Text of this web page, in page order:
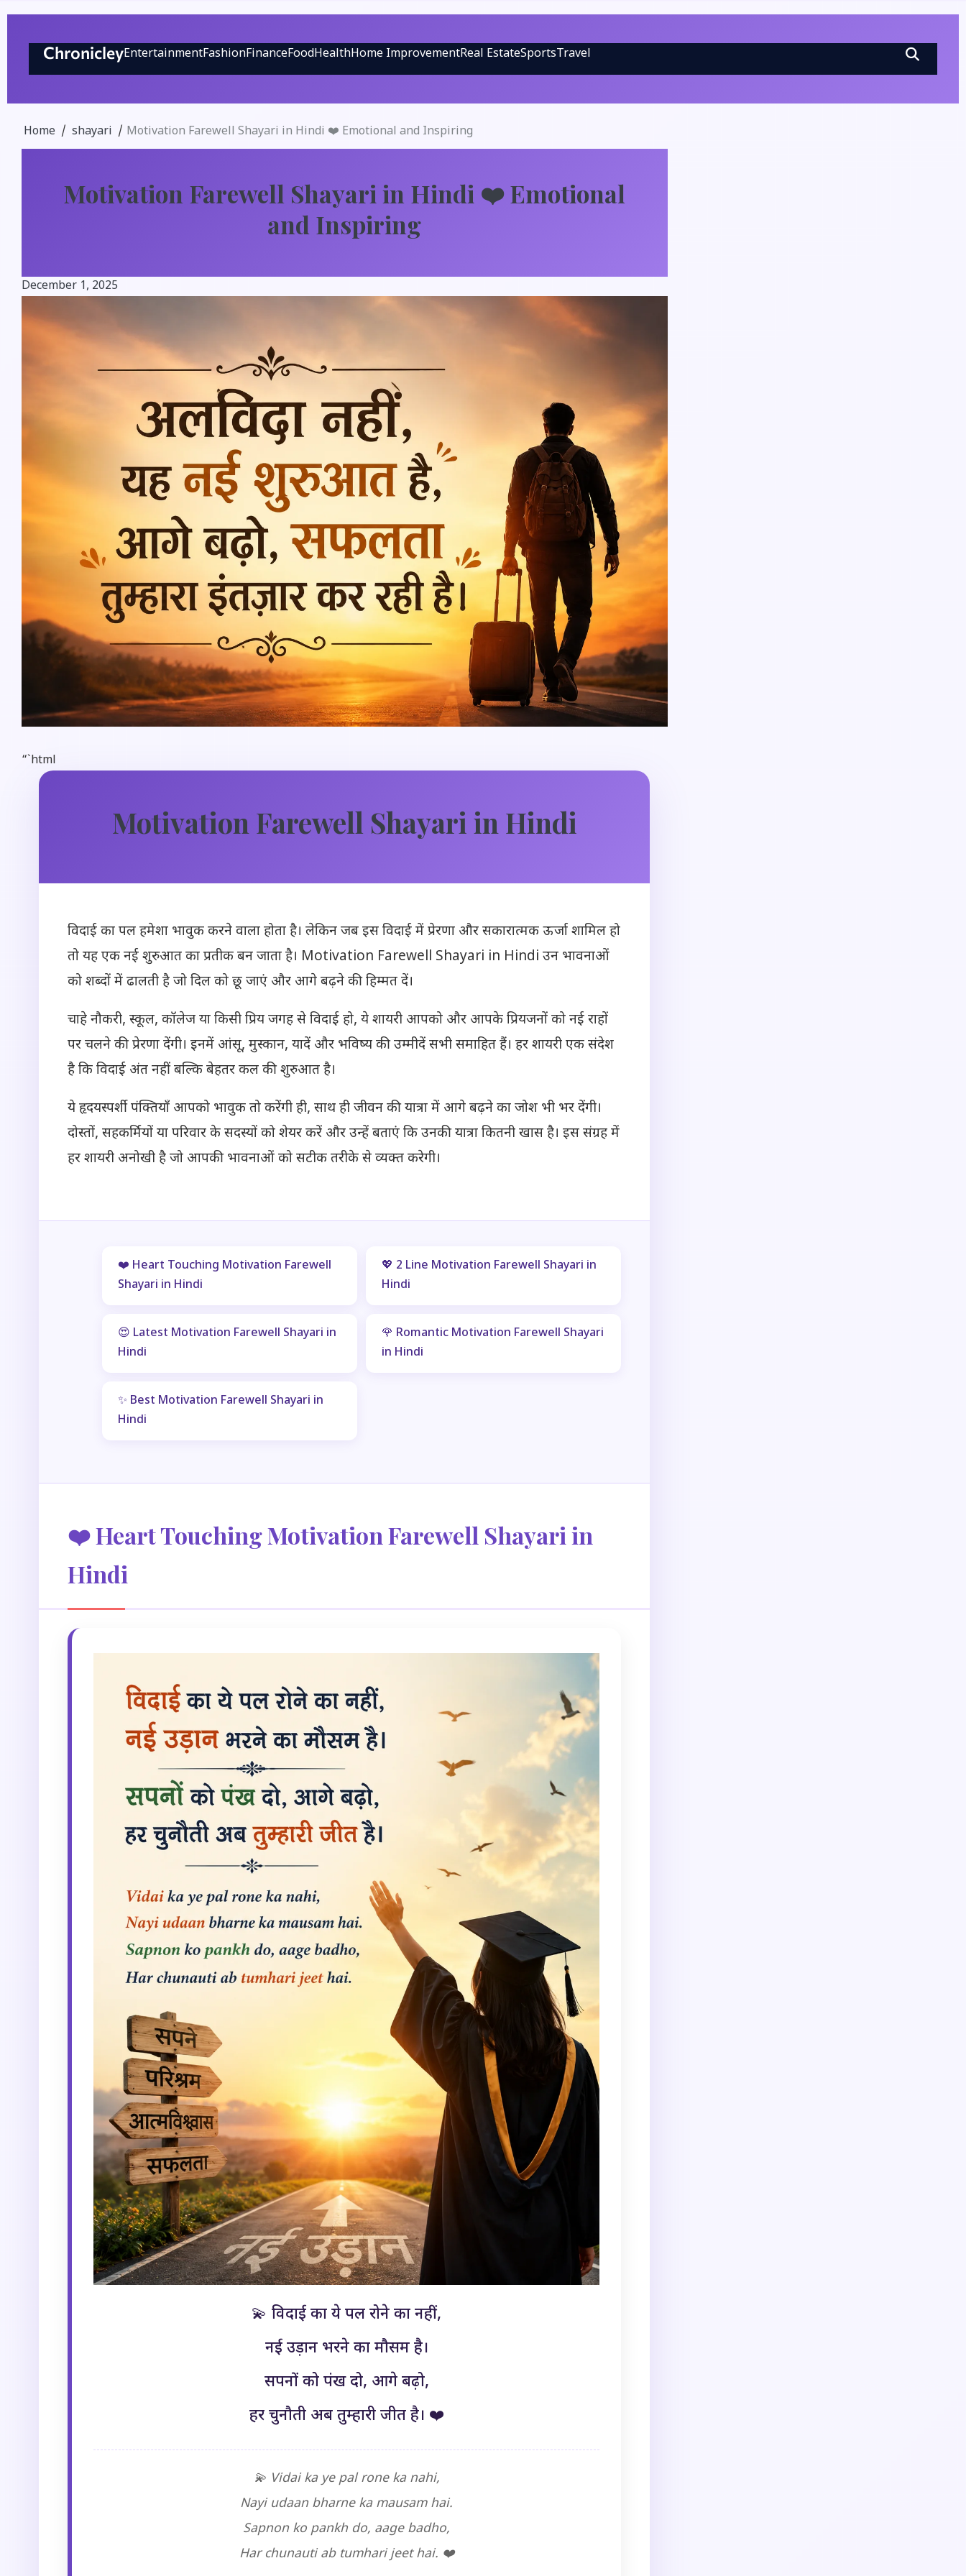
contentChronicleyEntertainmentFashionFinanceFoodHealthHome ImprovementReal EstateSportsTravel
Home shayari Motivation Farewell Shayari in Hindi ❤️ Emotional and Inspiring
Motivation Farewell Shayari in Hindi ❤️ Emotional
and Inspiring
December 1, 2025
“`html
Motivation Farewell Shayari in Hindi
विदाई का पल हमेशा भावुक करने वाला होता है। लेकिन जब इस विदाई में प्रेरणा और सकारात्मक ऊर्जा शामिल हो
तो यह एक नई शुरुआत का प्रतीक बन जाता है। Motivation Farewell Shayari in Hindi उन भावनाओं
को शब्दों में ढालती है जो दिल को छू जाएं और आगे बढ़ने की हिम्मत दें।
चाहे नौकरी, स्कूल, कॉलेज या किसी प्रिय जगह से विदाई हो, ये शायरी आपको और आपके प्रियजनों को नई राहों
पर चलने की प्रेरणा देंगी। इनमें आंसू, मुस्कान, यादें और भविष्य की उम्मीदें सभी समाहित हैं। हर शायरी एक संदेश
है कि विदाई अंत नहीं बल्कि बेहतर कल की शुरुआत है।
ये हृदयस्पर्शी पंक्तियाँ आपको भावुक तो करेंगी ही, साथ ही जीवन की यात्रा में आगे बढ़ने का जोश भी भर देंगी।
दोस्तों, सहकर्मियों या परिवार के सदस्यों को शेयर करें और उन्हें बताएं कि उनकी यात्रा कितनी खास है। इस संग्रह में
हर शायरी अनोखी है जो आपकी भावनाओं को सटीक तरीके से व्यक्त करेगी।
❤️ Heart Touching Motivation Farewell
Shayari in Hindi
💖 2 Line Motivation Farewell Shayari in
Hindi
😍 Latest Motivation Farewell Shayari in
Hindi
🌹 Romantic Motivation Farewell Shayari
in Hindi
✨ Best Motivation Farewell Shayari in
Hindi
❤️ Heart Touching Motivation Farewell Shayari in
Hindi
💫 विदाई का ये पल रोने का नहीं,
नई उड़ान भरने का मौसम है।
सपनों को पंख दो, आगे बढ़ो,
हर चुनौती अब तुम्हारी जीत है। ❤️
💫 Vidai ka ye pal rone ka nahi,
Nayi udaan bharne ka mausam hai.
Sapnon ko pankh do, aage badho,
Har chunauti ab tumhari jeet hai. ❤️